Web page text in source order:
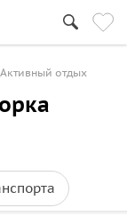
Активный отдых